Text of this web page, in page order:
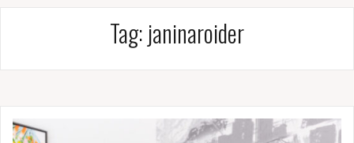
Tag: janinaroider